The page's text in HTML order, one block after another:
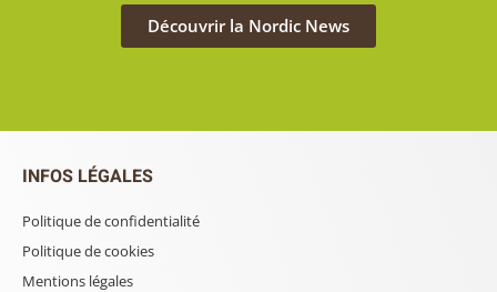
Découvrir la Nordic News
INFOS LÉGALES
Politique de confidentialité
Politique de cookies
Mentions légales